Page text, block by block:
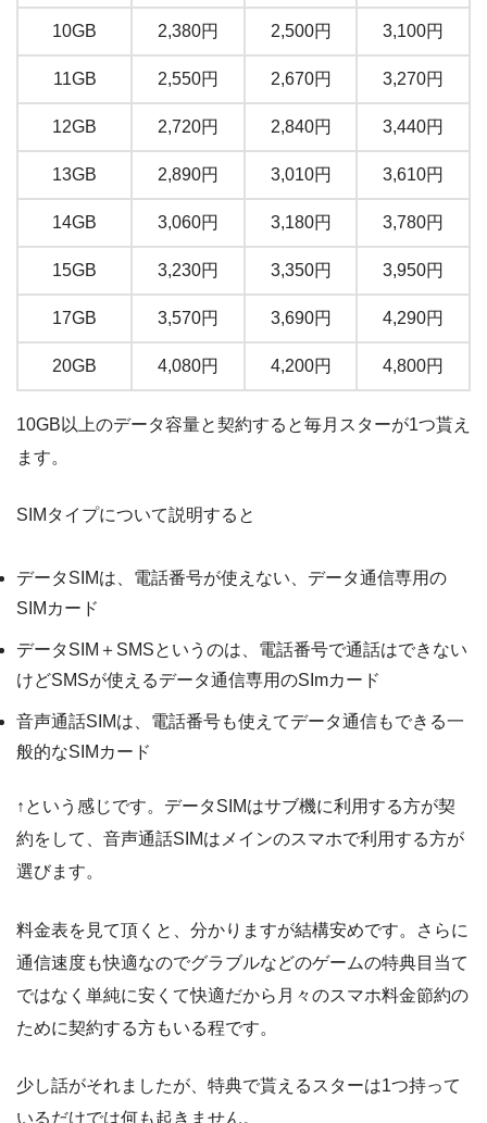
10GB 2,380円 2,500円 3,100円
11GB 2,550円 2,670円 3,270円
12GB 2,720円 2,840円 3,440円
13GB 2,890円 3,010円 3,610円
14GB 3,060円 3,180円 3,780円
15GB 3,230円 3,350円 3,950円
17GB 3,570円 3,690円 4,290円
20GB 4,080円 4,200円 4,800円
10GB以上のデータ容量と契約すると毎月スターが1つ貰え
ます。
SIMタイプについて説明すると
データSIMは、電話番号が使えない、データ通信専用の
SIMカード
データSIM＋SMSというのは、電話番号で通話はできない
けどSMSが使えるデータ通信専用のSImカード
音声通話SIMは、電話番号も使えてデータ通信もできる一
般的なSIMカード
↑という感じです。データSIMはサブ機に利用する方が契
約をして、音声通話SIMはメインのスマホで利用する方が
選びます。
料金表を見て頂くと、分かりますが結構安めです。さらに
通信速度も快適なのでグラブルなどのゲームの特典目当て
ではなく単純に安くて快適だから月々のスマホ料金節約の
ために契約する方もいる程です。
少し話がそれましたが、特典で貰えるスターは1つ持って
いるだけでは何も起きません。